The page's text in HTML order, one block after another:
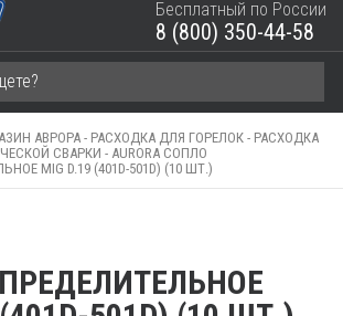
Бесплатный по России
8 (800) 350-44-58
АВРОРА - РАСХОДКА ДЛЯ ГОРЕЛОК - РАСХОДКА
СВАРКИ - AURORA СОПЛО
MIG D.19 (401D-501D) (10 ШТ.)
ЗАКРЫТЬ КОРЗИНУ